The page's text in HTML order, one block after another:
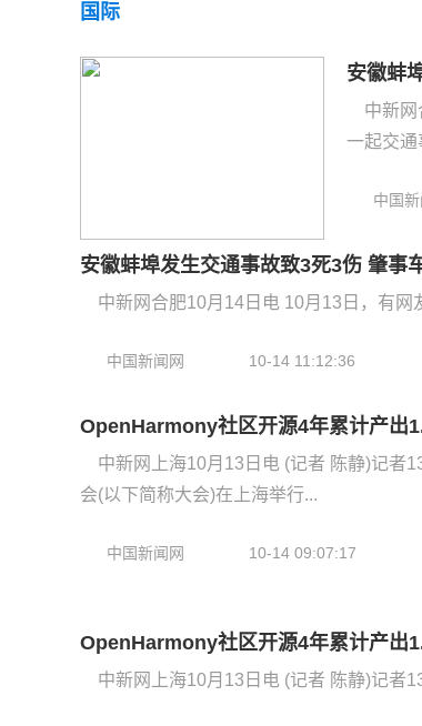
国际
安徽蚌
中新
一起交通
中国
安徽蚌埠发生交通事故致3死3伤 肇事
中新网合肥10月14日电 10月13日，有
中国新闻网 10-14 11:12:36
OpenHarmony社区开源4年累计产出
中新网上海10月13日电 (记者 陈静)记者
会(以下简称大会)在上海举行...
中国新闻网 10-14 09:07:17
OpenHarmony社区开源4年累计产出
中新网上海10月13日电 (记者 陈静)记者